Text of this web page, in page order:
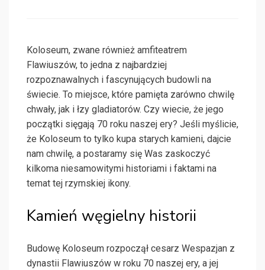
Koloseum, zwane również amfiteatrem
Flawiuszów, to jedna z najbardziej
rozpoznawalnych i fascynujących budowli na
świecie. To miejsce, które pamięta zarówno chwilę
chwały, jak i łzy gladiatorów. Czy wiecie, że jego
początki sięgają 70 roku naszej ery? Jeśli myślicie,
że Koloseum to tylko kupa starych kamieni, dajcie
nam chwilę, a postaramy się Was zaskoczyć
kilkoma niesamowitymi historiami i faktami na
temat tej rzymskiej ikony.
Kamień węgielny historii
Budowę Koloseum rozpoczął cesarz Wespazjan z
dynastii Flawiuszów w roku 70 naszej ery, a jej